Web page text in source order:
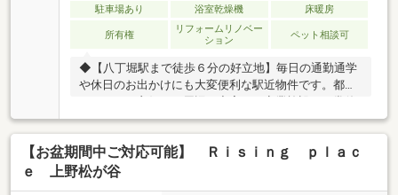
駐車場あり 浴室乾燥機 床暖房
所有権
リフォームリノベー
ション
ペット相談可
◆【八丁堀駅まで徒歩６分の好立地】毎日の通勤通学
や休日のお出かけにも大変便利な駅近物件です。都心
いでき、買い物も快適。◆【格式高く豪華なエントラ
ンスデザイン】住まう方やゲストを優雅に迎え入れ
る、高級感溢れる迎賓空間です。上質な素材を贅沢に
使用した美しい空間が、日々の暮らしに誇りと歓びを
【お盆期間中ご対応可能】 Ｒｉｓｉｎｇ ｐｌａｃ
ｅ 上野松が谷